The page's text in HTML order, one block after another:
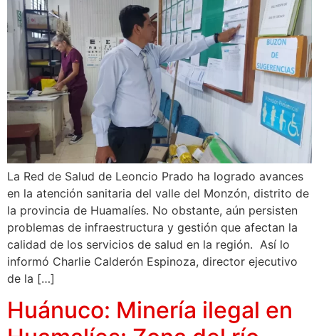
La Red de Salud de Leoncio Prado ha logrado avances
en la atención sanitaria del valle del Monzón, distrito de
la provincia de Huamalíes. No obstante, aún persisten
problemas de infraestructura y gestión que afectan la
calidad de los servicios de salud en la región. Así lo
informó Charlie Calderón Espinoza, director ejecutivo
de la […]
Huánuco: Minería ilegal en